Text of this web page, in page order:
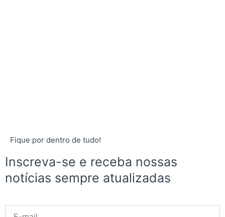
Fique por dentro de tudo!
Inscreva-se e receba nossas
notícias sempre atualizadas